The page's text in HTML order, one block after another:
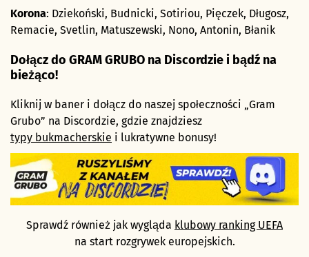
Korona: Dziekoński, Budnicki, Sotiriou, Pięczek, Długosz,
Remacie, Svetlin, Matuszewski, Nono, Antonin, Błanik
Dołącz do GRAM GRUBO na Discordzie i bądź na
bieżąco!
Kliknij w baner i dołącz do naszej społeczności „Gram
Grubo” na Discordzie, gdzie znajdziesz
typy bukmacherskie i lukratywne bonusy!
Sprawdź również jak wygląda klubowy ranking UEFA
na start rozgrywek europejskich.